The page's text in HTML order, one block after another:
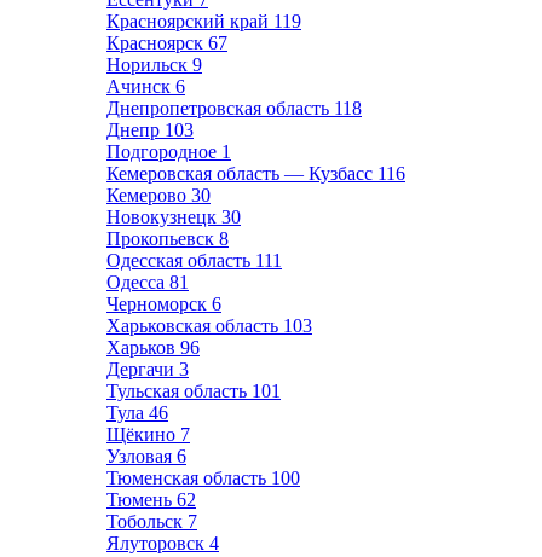
Красноярский край 119
Красноярск 67
Норильск 9
Ачинск 6
Днепропетровская область 118
Днепр 103
Подгородное 1
Кемеровская область — Кузбасс 116
Кемерово 30
Новокузнецк 30
Прокопьевск 8
Одесская область 111
Одесса 81
Черноморск 6
Харьковская область 103
Харьков 96
Дергачи 3
Тульская область 101
Тула 46
Щёкино 7
Узловая 6
Тюменская область 100
Тюмень 62
Тобольск 7
Ялуторовск 4